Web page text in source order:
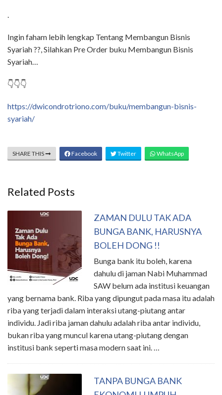
.
Ingin faham lebih lengkap Tentang Membangun Bisnis
Syariah ??, Silahkan Pre Order buku Membangun Bisnis
Syariah…
👇👇👇
https://dwicondrotriono.com/buku/membangun-bisnis-
syariah/
SHARE THIS Facebook Twitter WhatsApp
Related Posts
ZAMAN DULU TAK ADA
BUNGA BANK, HARUSNYA
BOLEH DONG !!
Bunga bank itu boleh, karena
dahulu di jaman Nabi Muhammad
SAW belum ada institusi keuangan
yang bernama bank. Riba yang dipungut pada masa itu adalah
riba yang terjadi dalam interaksi utang-piutang antar
individu. Jadi riba jaman dahulu adalah riba antar individu,
bukan riba yang muncul karena utang-piutang dengan
institusi bank seperti masa modern saat ini. …
TANPA BUNGA BANK